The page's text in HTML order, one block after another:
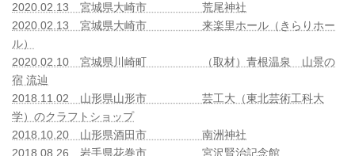
2020.02.13 宮城県大崎市 荒尾神社
2020.02.13 宮城県大崎市 来楽里ホール（きらりホー
ル）
2020.02.10 宮城県川崎町 （取材）青根温泉 山景の
宿 流辿
2018.11.02 山形県山形市 芸工大（東北芸術工科大
学）のクラフトショップ
2018.10.20 山形県酒田市 南洲神社
2018.08.26 岩手県花巻市 宮沢賢治記念館
投稿フィード
コメントフィード
WordPress.org